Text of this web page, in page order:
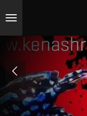
direct
hoofdinhoud